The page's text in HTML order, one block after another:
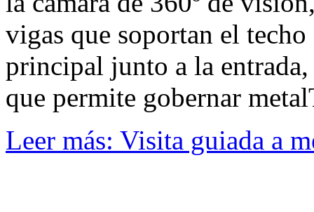
vigas que soportan el
principal junto a la
que permite gobernar
Leer más: Visita guiada a